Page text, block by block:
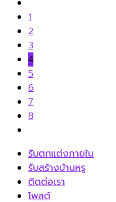
1
2
3
4
5
6
7
8
รับตกแต่งภายใน
รับสร้างบ้านหรู
ติดต่อเรา
โพสต์